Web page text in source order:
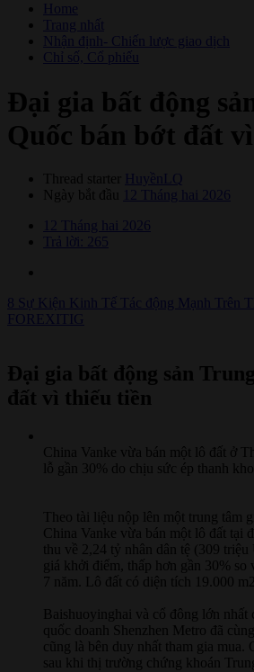
Home
Trang nhất
Nhận định- Chiến lược giao dịch
Chỉ số, Cổ phiếu
Đại gia bất động
Quốc bán bớt đất
Thread starter
HuyềnLQ
Ngày bắt đầu
12 Tháng hai 2026
12 Tháng hai 2026
Trả lời: 265
8 Sự Kiện Kinh Tế Tác động Mạnh Trên
FOREXITIG
Đại gia bất động sản
đất vì thiếu tiền​
China Vanke vừa bán một lô đất ở
lỗ gần 30% do chịu sức ép thanh
Theo tài liệu nộp lên một trung tâm
China Vanke vừa bán một lô đất tại
thu về 2,24 tỷ nhân dân tệ (309
giá khởi điểm, thấp hơn gần 30% so
7 năm. Lô đất có diện tích 19.000 m2.
Baishuoyinghai và cổ đông lớn nhất
quốc doanh Shenzhen Metro đã
cũng là bên duy nhất tham gia mua.
sau khi thị trường chứng khoán